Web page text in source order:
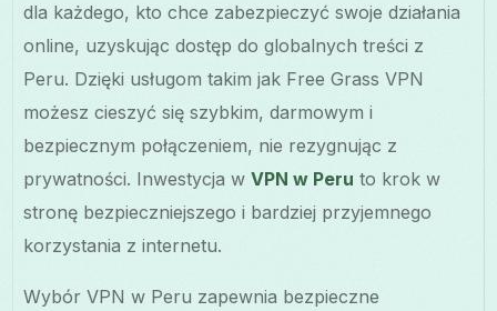
dla każdego, kto chce zabezpieczyć swoje działania
online, uzyskując dostęp do globalnych treści z
Peru. Dzięki usługom takim jak Free Grass VPN
możesz cieszyć się szybkim, darmowym i
bezpiecznym połączeniem, nie rezygnując z
prywatności. Inwestycja wVPN w Peru to krok w
stronę bezpieczniejszego i bardziej przyjemnego
korzystania z internetu.
Wybór VPN w Peru zapewnia bezpieczne